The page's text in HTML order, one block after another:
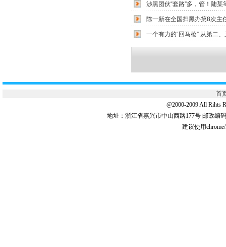
涉黑团伙“套路”多，管！陆某
陈一新在全国扫黑办第8次主
一个有力的“回马枪” 从第二
首
@2000-2009 All Rihts
地址：浙江省嘉兴市中山西路177号 邮政编
建议使用